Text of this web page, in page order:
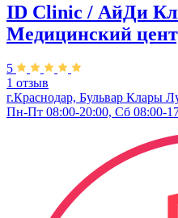
ID Clinic / АйДи
Медицинский
5
1 отзыв
г.Краснодар, Бульвар ​Клары
Пн-Пт 08:00-20:00, Сб 08:00-